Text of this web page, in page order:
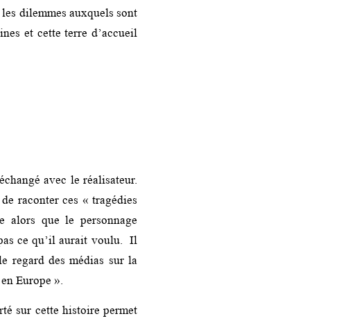
dilemmes auxquels sont
et cette terre d’accueil
avec le réalisateur.
raconter ces « tragédies
alors que le personnage
ce qu’il aurait voulu. Il
regard des médias sur la
Europe ».
sur cette histoire permet